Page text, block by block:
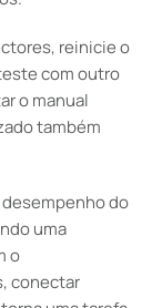
reinicie o
com outro
o manual
também
do
uma
o
conectar